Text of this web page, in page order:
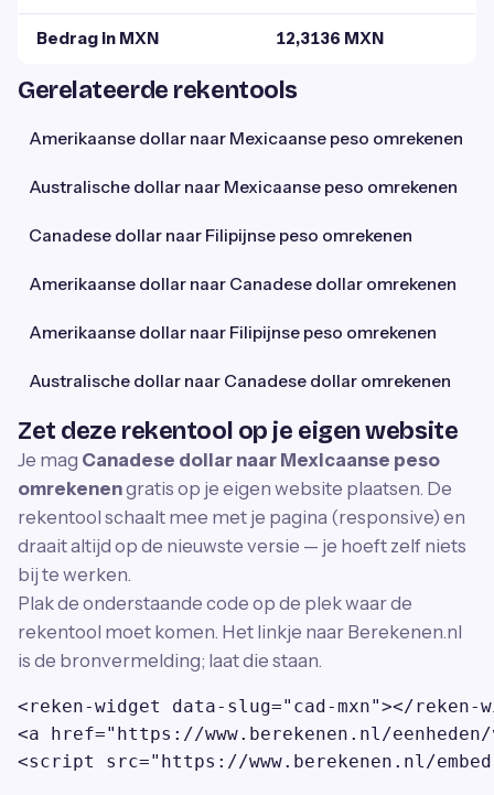
Bedrag in MXN 12,3136 MXN
Gerelateerde rekentools
Amerikaanse dollar naar Mexicaanse peso omrekenen
Australische dollar naar Mexicaanse peso omrekenen
Canadese dollar naar Filipijnse peso omrekenen
Amerikaanse dollar naar Canadese dollar omrekenen
Amerikaanse dollar naar Filipijnse peso omrekenen
Australische dollar naar Canadese dollar omrekenen
Zet deze rekentool op je eigen website
Je mag Canadese dollar naar Mexicaanse peso
omrekenengratis op je eigen website plaatsen. De
rekentool schaalt mee met je pagina (responsive) en
draait altijd op de nieuwste versie — je hoeft zelf niets
bij te werken.
Plak de onderstaande code op de plek waar de
rekentool moet komen. Het linkje naar Berekenen.nl
is de bronvermelding; laat die staan.
<reken-widget data-slug="cad-mxn"></reken-
<a href="https://www.berekenen.nl/
<script src="https://www.berekenen.nl/